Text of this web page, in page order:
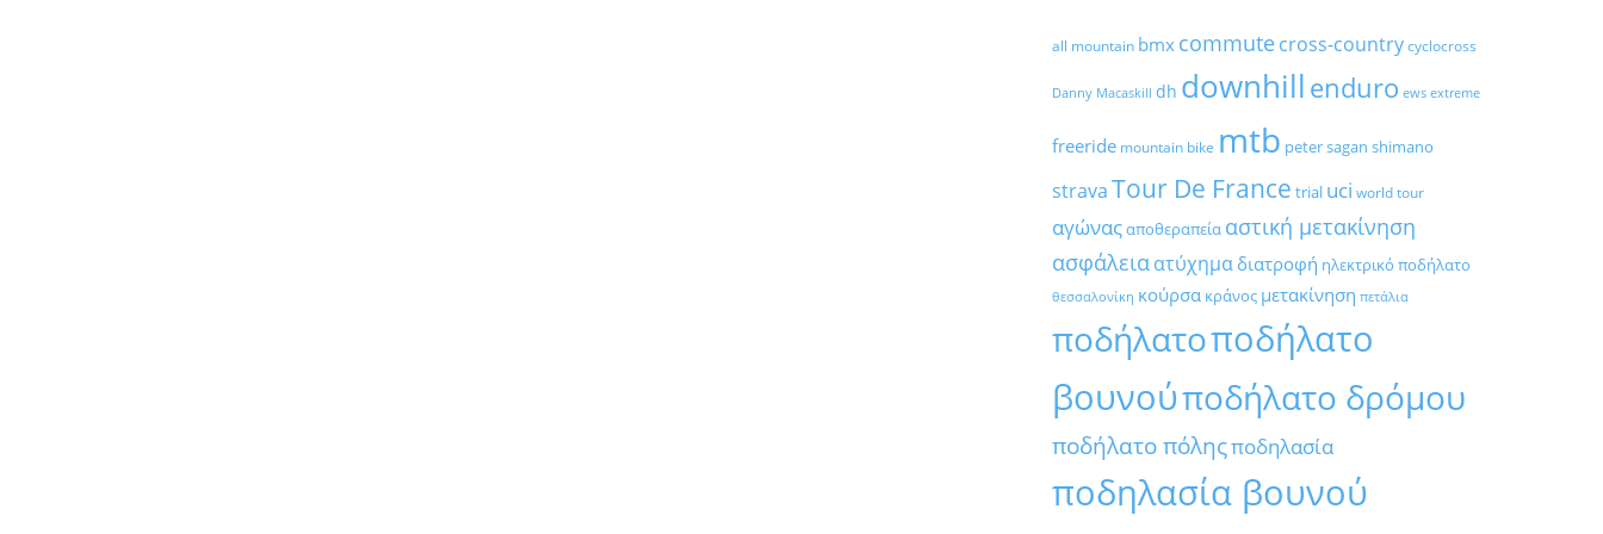
all mountain bmx commutecross-countrycyclocross
Danny Macaskill dh downhill enduro ews extreme
freeride mountain bike mtb peter sagan shimano
stravaTour De France trial uci world tour
αγώναςαποθεραπεία αστική μετακίνηση
ασφάλειαατύχημα διατροφή ηλεκτρικό ποδήλατο
θεσσαλονίκη κούρσα κράνος μετακίνηση πετάλια
ποδήλατοποδήλατο
βουνούποδήλατο δρόμου
ποδήλατο πόληςποδηλασία
ποδηλασία βουνού